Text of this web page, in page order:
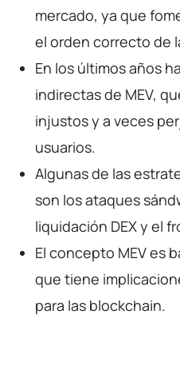
mercado, ya que
el orden correcto de
En los últimos años
indirectas de MEV,
injustos y a veces
usuarios.
Algunas de las
son los ataques
liquidación DEX y el
El concepto MEV es
que tiene
para las blockchain.